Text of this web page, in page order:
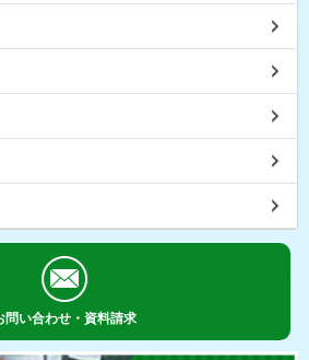
問い合わせ・資料請求